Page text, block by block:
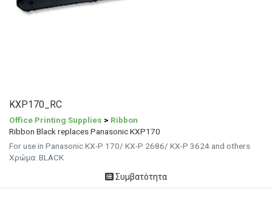
KXP170_RC
Office Printing Supplies > Ribbon
Ribbon Black replaces Panasonic KXP170
For use in Panasonic KX-P 170/ KX-P 2686/ KX-P 3624 and others
Χρώμα: BLACK
Συμβατότητα